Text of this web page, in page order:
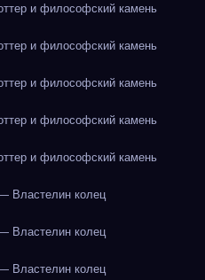
и философский камень
и философский камень
и философский камень
и философский камень
и философский камень
Властелин колец
Властелин колец
Властелин колец